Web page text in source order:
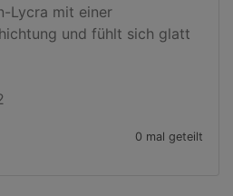
Lycra mit einer
und fühlt sich glatt
0 mal geteilt